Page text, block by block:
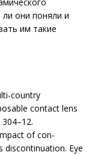
они поняли и
им такие
country
contact lens
of con­
Eye